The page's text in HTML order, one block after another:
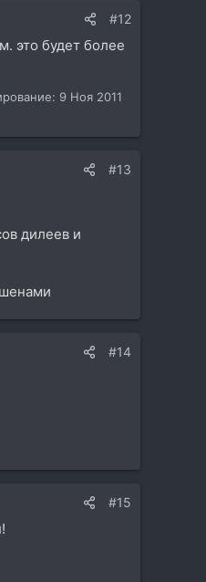
#12
это будет более
9 Ноя 2011
#13
дилеев и
#14
#15